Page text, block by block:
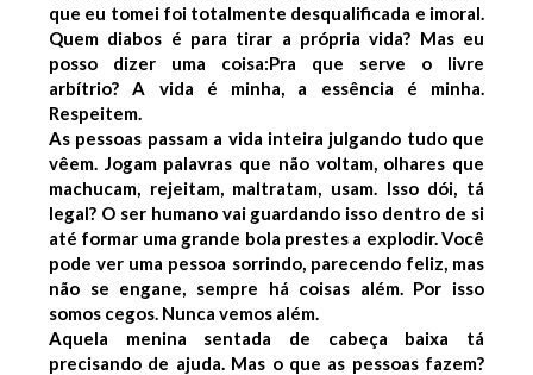
que eu tomei foi totalmente desqualificada e imoral.
Quem diabos é para tirar a própria vida? Mas eu
posso dizer uma coisa:Pra que serve o livre
arbítrio?A vida é minha, a essência é minha.
Respeitem.
As pessoas passam a vida inteira julgando tudo que
vêem. Jogam palavras que não voltam, olhares que
machucam, rejeitam, maltratam, usam. Isso dói, tá
legal? O ser humano vai guardando isso dentro de si
até formar uma grande bola prestes a explodir. Você
pode ver uma pessoa sorrindo, parecendo feliz, mas
não se engane, sempre há coisas além. Por isso
somos cegos. Nunca vemos além.
Aquela menina sentada de cabeça baixa tá
precisando de ajuda. Mas o que as pessoas fazem?